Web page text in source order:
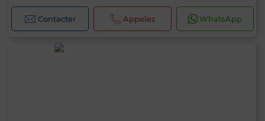
Contacter Appelez WhatsApp